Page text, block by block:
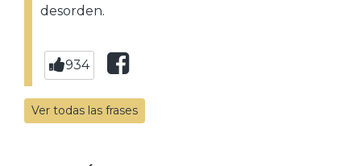
desorden.
934
Ver todas las frases